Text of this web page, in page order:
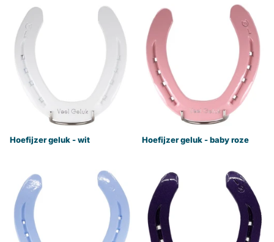
Hoefijzer geluk - wit Hoefijzer geluk - baby roze